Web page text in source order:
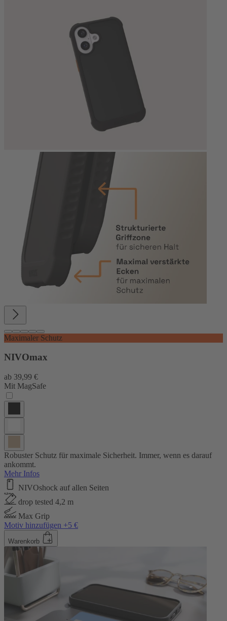
Maximaler Schutz
NIVOmax
ab 39,99 €
Mit MagSafe
Robuster Schutz für maximale Sicherheit. Immer, wenn es darauf
ankommt.
Mehr Infos
NIVOshock auf allen Seiten
drop tested 4,2 m
Max Grip
Motiv hinzufügen +5 €
Warenkorb